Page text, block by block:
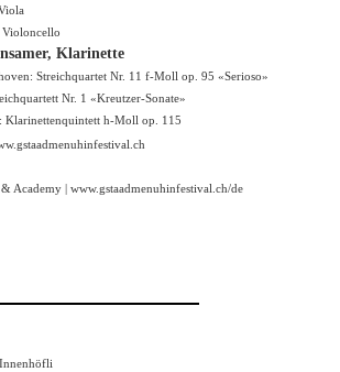
Klarinette
Streichquartet Nr. 11 f-Moll op. 95 «Serioso»
Nr. 1 «Kreutzer-Sonate»
Klarinettenquintett h-Moll op. 115
Academy | www.gstaadmenuhinfestival.ch/de